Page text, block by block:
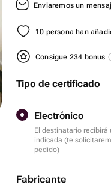
Enviaremos un
10 persona han
Consigue 234 bonus
Tipo de certificado
Electrónico
El destinatario recibirá
indicada (te
pedido)
Fabricante